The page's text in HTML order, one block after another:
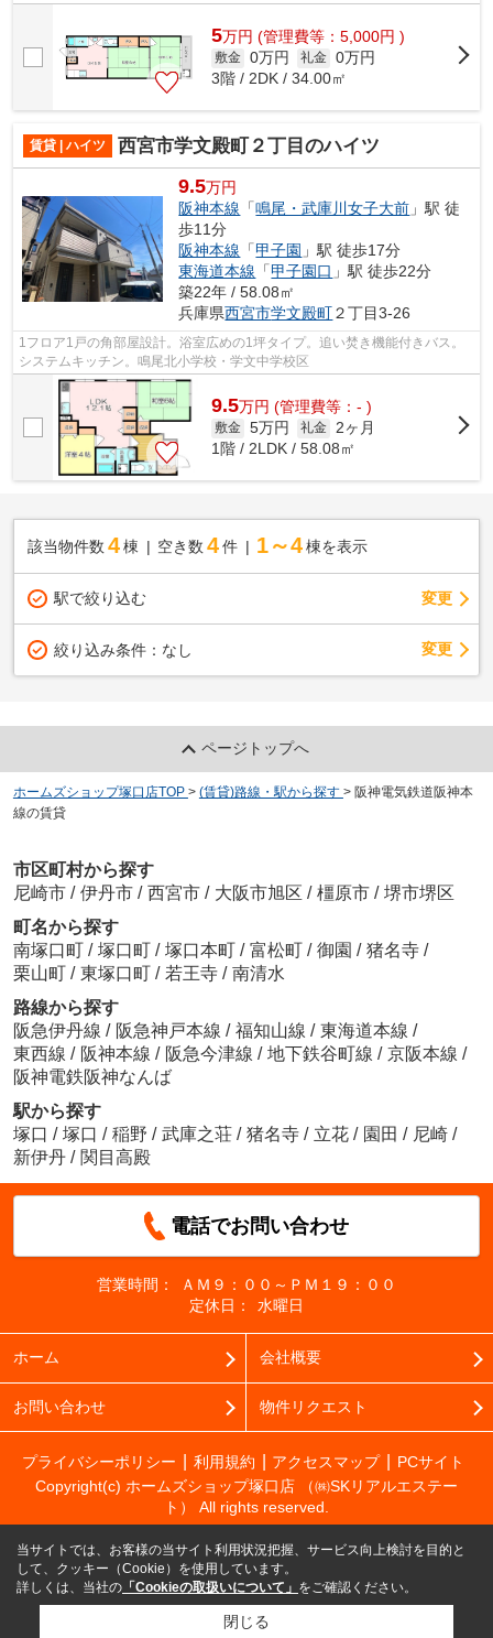
5万円 (管理費等：5,000円 )
敷金 0万円 礼金 0万円
3階 / 2DK / 34.00㎡
賃貸 | ハイツ 西宮市学文殿町２丁目のハイツ
9.5万円
阪神本線 「鳴尾・武庫川女子大前 」駅 徒
歩11分
阪神本線 「甲子園 」駅 徒歩17分
東海道本線 「甲子園口 」駅 徒歩22分
築22年 / 58.08㎡
兵庫県西宮市学文殿町２丁目3-26
1フロア1戸の角部屋設計。浴室広めの1坪タイプ。追い焚き機能付きバス。
システムキッチン。鳴尾北小学校・学文中学校区
9.5万円 (管理費等：- )
敷金 5万円 礼金
2ヶ月
1階 / 2LDK / 58.08㎡
該当物件数 4棟 空き数 4 件 1～4 棟を表示
駅で絞り込む 変更
絞り込み条件： なし 変更
ページトップへ
ホームズショップ塚口店TOP > (賃貸)路線・駅から探す > 阪神電気鉄道阪神本
線の賃貸
市区町村から探す
尼崎市 / 伊丹市 / 西宮市 / 大阪市旭区 / 橿原市 / 堺市堺区
町名から探す
南塚口町 / 塚口町 / 塚口本町 / 富松町 / 御園 / 猪名寺 /
栗山町 / 東塚口町 / 若王寺 / 南清水
路線から探す
阪急伊丹線 / 阪急神戸本線 / 福知山線 / 東海道本線 /
東西線 / 阪神本線 / 阪急今津線 / 地下鉄谷町線 / 京阪本線 /
阪神電鉄阪神なんば
駅から探す
塚口 / 塚口 / 稲野 / 武庫之荘 / 猪名寺 / 立花 / 園田 / 尼崎 /
新伊丹 / 関目高殿
電話でお問い合わせ
営業時間：
ＡＭ９：００～ＰＭ１９：００
定休日：
水曜日
ホーム 会社概要
お問い合わせ 物件リクエスト
プライバシーポリシー 利用規約 アクセスマップ
PCサイト
Copyright(c) ホームズショップ塚口店 （㈱SKリアルエステー
ト） All rights reserved.
当サイトでは、お客様の当サイト利用状況把握、サービス向上検討を目的と
して、クッキー（Cookie）を使用しています。
詳しくは、当社の 「Cookieの取扱いについて」 をご確認ください。
閉じる